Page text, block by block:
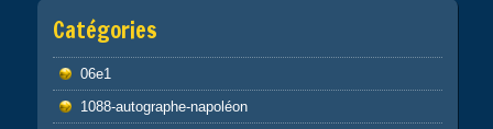
Catégories
06e1
1088-autographe-napoléon